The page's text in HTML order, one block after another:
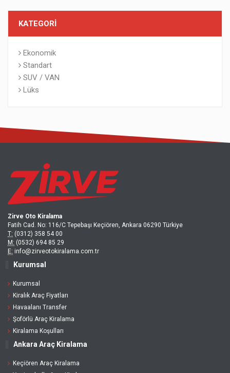
KATEGORI
Ekonomik
Standart
SUV / VAN
Lüks
Zirve Oto Kiralama
Fatih Cad. No: 116/C Tepebaşı Keçiören, Ankara 06290 Türkiye
T: (0312) 358 54 00
M: (0532) 694 85 29
E: info@zirveotokiralama.com.tr
Kurumsal
Kurumsal
Kiralık Araç Fiyatları
Havaalanı Transfer
Şoförlü Araç Kiralama
Kiralama Koşulları
Ankara Araç Kiralama
Keçiören Araç Kiralama